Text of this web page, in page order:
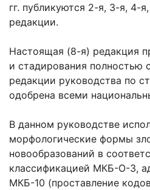
гг. публикуются 2-я, 3-я, 4-
редакции.
Настоящая (8-я) редакция
и стадирования полностью
редакции руководства по
одобрена всеми
В данном руководстве
морфологические формы
новообразований в
классификацией МКБ-О-3,
МКБ-10 (проставление